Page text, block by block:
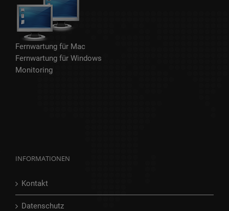
Fernwartung für Mac
Fernwartung für Windows
Monitoring
INFORMATIONEN
Kontakt
Datenschutz